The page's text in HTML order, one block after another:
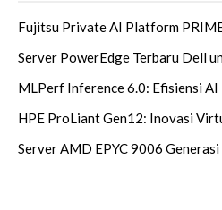
Fujitsu Private AI Platform
Server PowerEdge Terbaru Dell
MLPerf Inference 6.0: Efisiensi
HPE ProLiant Gen12: Inovasi
Server AMD EPYC 9006